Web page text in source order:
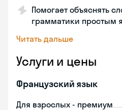
Помогает объяснять
грамматики простым
Читать дальше
Услуги и цены
Французский язык
Для взрослых - премиум